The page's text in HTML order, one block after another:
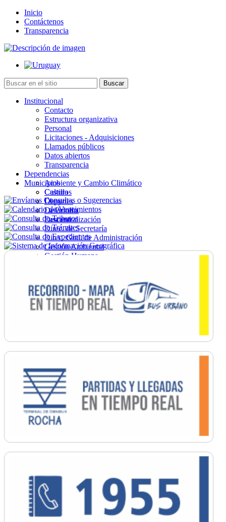
Inicio
Contáctenos
Transparencia
Institucional
Contacto
Estructura organizativa
Personal
Licitaciones - Adquisiciones
Llamados públicos
Datos abiertos
Transparencia
Dependencias
Ambiente y Cambio Climático
Cultura
Deportes
Desarrollo
Descentralización
Direc. de Secretaría
Direc. Gral. de Administración
Gestión Ambiental
Gestión Humana
Ordenamiento
Promoción Social
Salud
Secretaría General
Municipios
Castillos
Chuy
La Paloma
Lascano